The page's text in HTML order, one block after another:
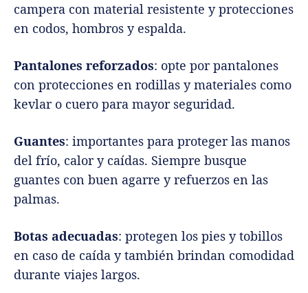
campera con material resistente y protecciones
en codos, hombros y espalda.
Pantalones reforzados: opte por pantalones
con protecciones en rodillas y materiales como
kevlar o cuero para mayor seguridad.
Guantes: importantes para proteger las manos
del frío, calor y caídas. Siempre busque
guantes con buen agarre y refuerzos en las
palmas.
Botas adecuadas: protegen los pies y tobillos
en caso de caída y también brindan comodidad
durante viajes largos.